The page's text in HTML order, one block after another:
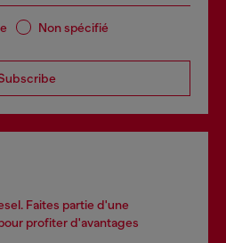
Non spécifié
Faites partie d'une
profiter d'avantages